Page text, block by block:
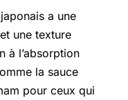
a une
une texture
à l’absorption
la sauce
pour ceux qui